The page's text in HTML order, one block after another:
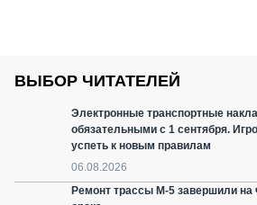
ВЫБОР ЧИТАТЕЛЕЙ
Электронные транспортные
обязательными с 1 сентября.
успеть к новым правилам
06.08.2026
Ремонт трассы М-5 завершили